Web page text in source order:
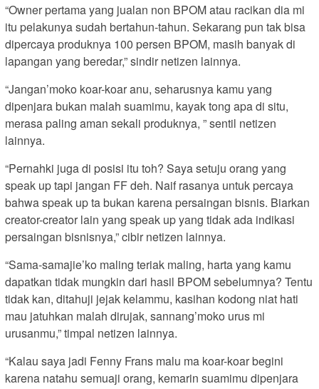
“Owner pertama yang jualan non BPOM atau racikan dia mi
itu pelakunya sudah bertahun-tahun. Sekarang pun tak bisa
dipercaya produknya 100 persen BPOM, masih banyak di
lapangan yang beredar,” sindir netizen lainnya.
“Jangan’moko koar-koar anu, seharusnya kamu yang
dipenjara bukan malah suamimu, kayak tong apa di situ,
merasa paling aman sekali produknya, ” sentil netizen
lainnya.
“Pernahki juga di posisi itu toh? Saya setuju orang yang
speak up tapi jangan FF deh. Naif rasanya untuk percaya
bahwa speak up ta bukan karena persaingan bisnis. Biarkan
creator-creator lain yang speak up yang tidak ada indikasi
persaingan bisnisnya,” cibir netizen lainnya.
“Sama-samajie’ko maling teriak maling, harta yang kamu
dapatkan tidak mungkin dari hasil BPOM sebelumnya? Tentu
tidak kan, ditahuji jejak kelammu, kasihan kodong niat hati
mau jatuhkan malah dirujak, sannang’moko urus mi
urusanmu,” timpal netizen lainnya.
“Kalau saya jadi Fenny Frans malu ma koar-koar begini
karena natahu semuaji orang, kemarin suamimu dipenjara